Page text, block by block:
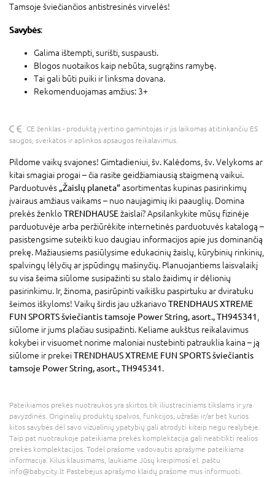
Tamsoje šviečiančios antistresinės virvelės!
Savybės:
Galima ištempti, surišti, suspausti.
Blogos nuotaikos kaip nebūta, sugrąžins ramybę.
Tai gali būti puiki ir linksma dovana.
Rekomenduojamas amžius: 3+
CE ženklas - produktą įvertino gamintojas ir jis laikomas atitinkančiu ES
saugos, sveikatos ir aplinkos apsaugos reikalavimus.
Pildome vaikų svajones! Gimtadieniui, šv. Kalėdoms, šv. Velykoms ar
kitai smagiai progai – čia rasite geidžiamiausią staigmeną vaikui.
Parduotuvės „Žaislų planeta“asortimentas kupinas pasirinkimų
įvairaus amžiaus vaikams – nuo naujagimių iki paauglių. Domina
prekės ženkloTRENDHAUSEžaislai? Apsilankykite mūsų fizinėje
parduotuvėje arba peržiūrėkite internetinės parduotuvės katalogą –
pasistengsime suteikti kuo daugiau informacijos apie jus dominančią
prekę. Mažiausiems pasiūlysime edukacinių žaislų, kūrybinių rinkinių,
spalvingų lėlyčių ar įspūdingų mašinyčių. Planuojantiems laisvalaikį
su visa šeima siūlome susipažinti su stalo žaidimų ir dėlionių
pasirinkimu. Ir, žinoma, pasirūpinti vaikišku paspirtuku ar dviratuku
šeimos iškyloms! Vaikų širdis jau užkariavoTRENDHAUS XTREME
FUN SPORTS šviečiantis tamsoje Power String, asort., TH945341
siūlome ir jums plačiau susipažinti. Keliame aukštus reikalavimus
kokybei ir visuomet norime maloniai nustebinti patrauklia kaina – ją
siūlome ir prekeiTRENDHAUS XTREME FUN SPORTS šviečiantis
tamsoje Power String, asort., TH945341.
Pateikiamos prekės nuotraukos yra skirtos tik iliustraciniams tikslams ir yra
pavyzdinės. Originalių produktų spalvos, funkcijos, užrašai ir/ar bet kurios
kitos savybės dėl savo vizualinių ypatybių gali atrodyti kitaip negu realybėje.
Taip pat nuotraukoje pateikiama prekės komplektacija gali neatitikti realios
prekės komplektacijos. Todėl prašome vadovautis aprašyme pateikiama
informacija. Kilus klausimams, laukiame Jūsų kreipimosi el. paštu
info@babycity.lt Pastebėjus aprašymo klaidų prašome mus informuoti.